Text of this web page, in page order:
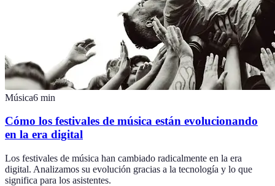
Música6 min
Cómo los festivales de música están evolucionando
en la era digital
Los festivales de música han cambiado radicalmente en la era
digital. Analizamos su evolución gracias a la tecnología y lo que
significa para los asistentes.